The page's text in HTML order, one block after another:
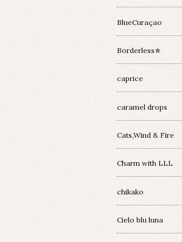
BlueCuraçao
Borderless✯
caprice
caramel drops
Cats,Wind & Fire
Charm with LLL
chikako
Cielo blu luna